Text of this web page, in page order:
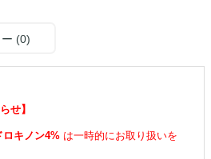
(0)
せ】
ロキノン4% は一時的にお取り扱いを